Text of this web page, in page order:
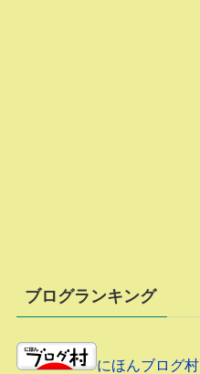
ブログランキング
にほんブログ村